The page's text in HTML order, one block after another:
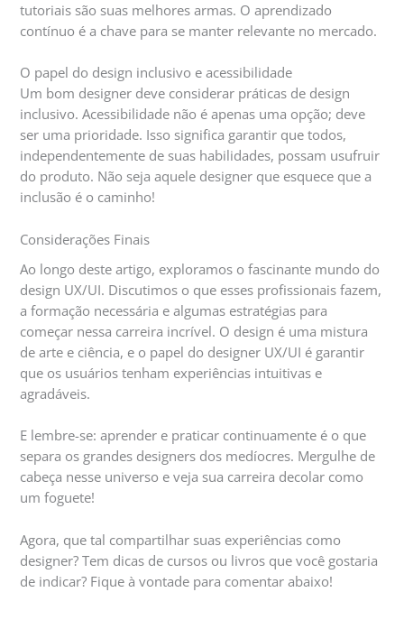
tutoriais são suas melhores armas. O aprendizado
contínuo é a chave para se manter relevante no mercado.
O papel do design inclusivo e acessibilidade
Um bom designer deve considerar práticas de design
inclusivo. Acessibilidade não é apenas uma opção; deve
ser uma prioridade. Isso significa garantir que todos,
independentemente de suas habilidades, possam usufruir
do produto. Não seja aquele designer que esquece que a
inclusão é o caminho!
Considerações Finais
Ao longo deste artigo, exploramos o fascinante mundo do
design UX/UI. Discutimos o que esses profissionais fazem,
a formação necessária e algumas estratégias para
começar nessa carreira incrível. O design é uma mistura
de arte e ciência, e o papel do designer UX/UI é garantir
que os usuários tenham experiências intuitivas e
agradáveis.
E lembre-se: aprender e praticar continuamente é o que
separa os grandes designers dos medíocres. Mergulhe de
cabeça nesse universo e veja sua carreira decolar como
um foguete!
Agora, que tal compartilhar suas experiências como
designer? Tem dicas de cursos ou livros que você gostaria
de indicar? Fique à vontade para comentar abaixo!